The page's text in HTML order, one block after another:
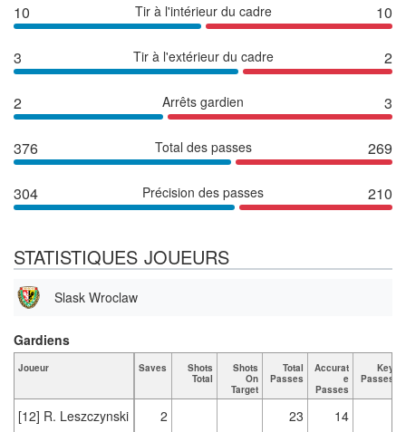
10 Tir à l'intérieur du cadre 10
3 Tir à l'extérieur du cadre 2
2 Arrêts gardien 3
376 Total des passes 269
304 Précision des passes 210
STATISTIQUES JOUEURS
Slask Wroclaw
Joueur Saves
Shots
Total
Shots
On
Target
Total
Passes
Accurat
e
Passes
Key
Passes
[12] R. Leszczynski 2 23 14
Gardiens